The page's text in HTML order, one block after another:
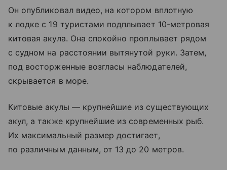
Он опубликовал видео, на котором вплотную
к лодке с 19 туристами подплывает 10-метровая
китовая акула. Она спокойно проплывает рядом
с судном на расстоянии вытянутой руки. Затем,
под восторженные возгласы наблюдателей,
скрывается в море.
Китовые акулы — крупнейшие из существующих
акул, а также крупнейшие из современных рыб.
Их максимальный размер достигает,
по различным данным, от 13 до 20 метров.